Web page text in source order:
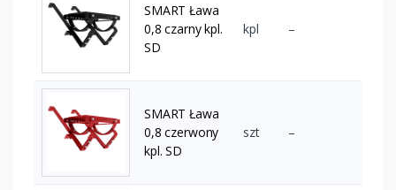
SMART Ława
0,8 czarny kpl.
SD
kpl –
SMART Ława
0,8 czerwony
kpl. SD
szt –